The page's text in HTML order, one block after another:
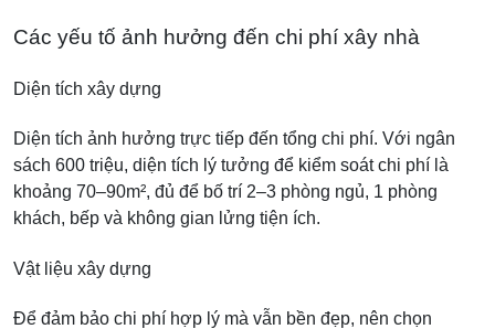
Các yếu tố ảnh hưởng đến chi phí xây nhà
Diện tích xây dựng
Diện tích ảnh hưởng trực tiếp đến tổng chi phí. Với ngân
sách 600 triệu, diện tích lý tưởng để kiểm soát chi phí là
khoảng 70–90m², đủ để bố trí 2–3 phòng ngủ, 1 phòng
khách, bếp và không gian lửng tiện ích.
Vật liệu xây dựng
Để đảm bảo chi phí hợp lý mà vẫn bền đẹp, nên chọn